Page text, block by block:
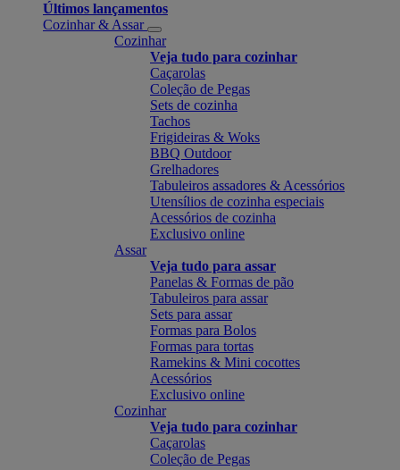
Últimos lançamentos
Cozinhar & Assar
Cozinhar
Veja tudo para cozinhar
Caçarolas
Coleção de Pegas
Sets de cozinha
Tachos
Frigideiras & Woks
BBQ Outdoor
Grelhadores
Tabuleiros assadores & Acessórios
Utensílios de cozinha especiais
Acessórios de cozinha
Exclusivo online
Assar
Veja tudo para assar
Panelas & Formas de pão
Tabuleiros para assar
Sets para assar
Formas para Bolos
Formas para tortas
Ramekins & Mini cocottes
Acessórios
Exclusivo online
Cozinhar
Veja tudo para cozinhar
Caçarolas
Coleção de Pegas